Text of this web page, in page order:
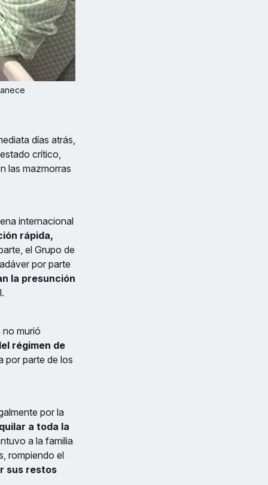
días atrás,
crítico,
las mazmorras
internacional
rápida,
el Grupo de
por parte
la presunción
no murió
régimen de
por parte de los
por la
a toda la
a la familia
rompiendo el
sus restos